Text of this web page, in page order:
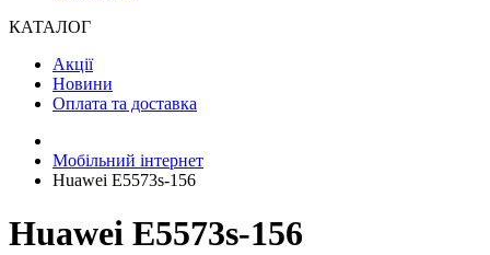
КАТАЛОГ
Акції
Новини
Оплата та доставка
Мобільний інтернет
Huawei E5573s-156
Huawei E5573s-156